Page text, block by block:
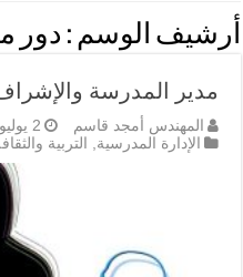
أرشيف الوسم : دور
مدير المدرسة
المهندس أمجد قاسم
2 يوليو، 2022
الإدارة المدرسية, التربية